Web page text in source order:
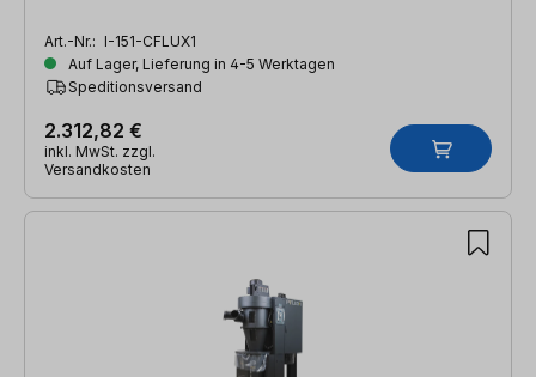
Art.-Nr.: I-151-CFLUX1
Auf Lager, Lieferung in 4-5 Werktagen
Speditionsversand
2.312,82 €
inkl. MwSt. zzgl.
Versandkosten